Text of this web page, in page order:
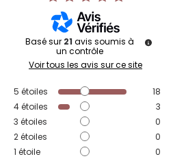
Basé sur 21 avis soumis à
un contrôle
Voir tous les avis sur ce site
5 étoiles
18
4étoiles
3
3 étoiles
0
2étoiles
0
1 étoile 0